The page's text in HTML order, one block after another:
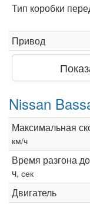
Тип коробки
Привод
Nissan
Максимальная
км/ч
Время разгона
ч, сек
Двигатель